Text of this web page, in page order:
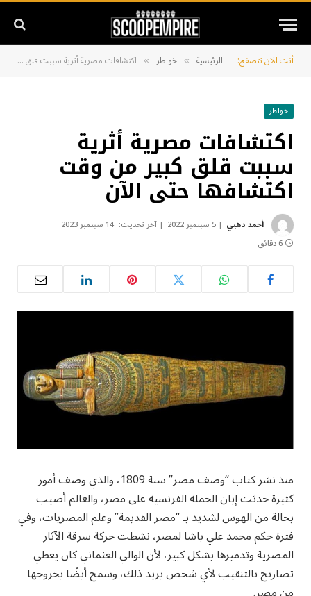
أنت الآن تتصفح: الرئيسية » خواطر » اكتشافات مصرية أثرية سببت قلق كبير من وقت اكتشافها حتى الآن
خواطر
اكتشافات مصرية أثرية
سببت قلق كبير من وقت
اكتشافها حتى الآن
أحمد دهبي 5 سبتمبر 2022 آخر تحديث: 14 سبتمبر 2023
6 دقائق
منذ نشر كتاب “وصف مصر” سنة 1809، والذي وصف أمور
كثيرة حدثت إبان الحملة الفرنسية على مصر، والعالم أصيب
بحالة من الهوس لشديد بـ “مصر القديمة” وعلم المصريات، وفي
فترة حكم محمد علي باشا لمصر، نشطت حركة سرقة الآثار
المصرية وتدميرها بشكل كبير، لأن الوالي العثماني كان يعطي
تصاريح بالتنقيب لأي شخص يريد ذلك، وسمح أيضًا بخروجها